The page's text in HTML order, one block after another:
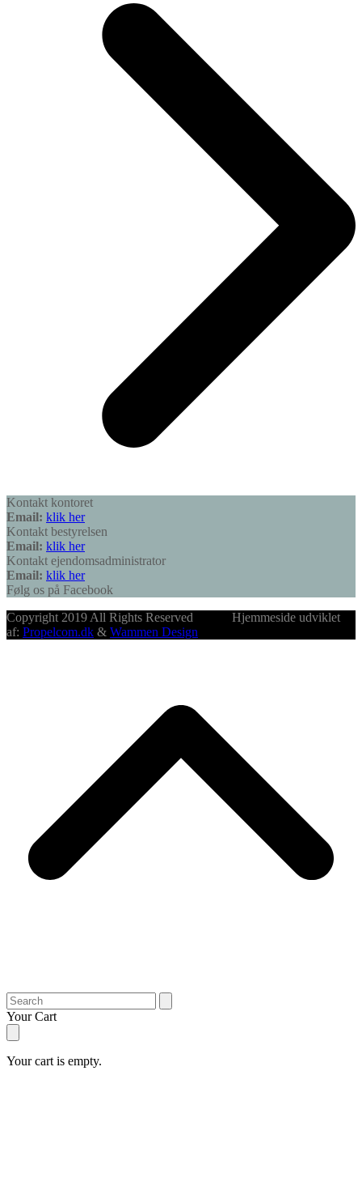
Kontakt kontoret
Email: klik her
Kontakt bestyrelsen
Email: klik her
Kontakt ejendomsadministrator
Email: klik her
Følg os på Facebook
Copyright 2019 All Rights Reserved Hjemmeside udviklet
af: Propelcom.dk & Wammen Design
Search
Your Cart
Your cart is empty.